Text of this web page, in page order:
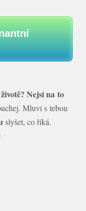
Nejsi na to
Mluví s tebou
slyšet, co říká.